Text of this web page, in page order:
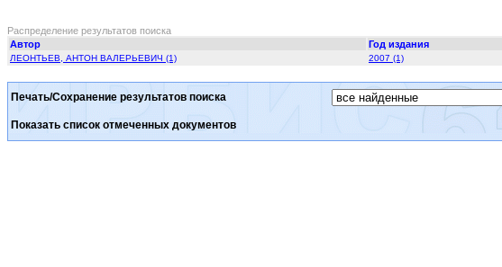
Распределение результатов поиска
Автор
Год издания
ЛЕОНТЬЕВ, АНТОН ВАЛЕРЬЕВИЧ (1) 2007 (1)
Печать/Сохранение результатов поиска
Показать список отмеченных документов